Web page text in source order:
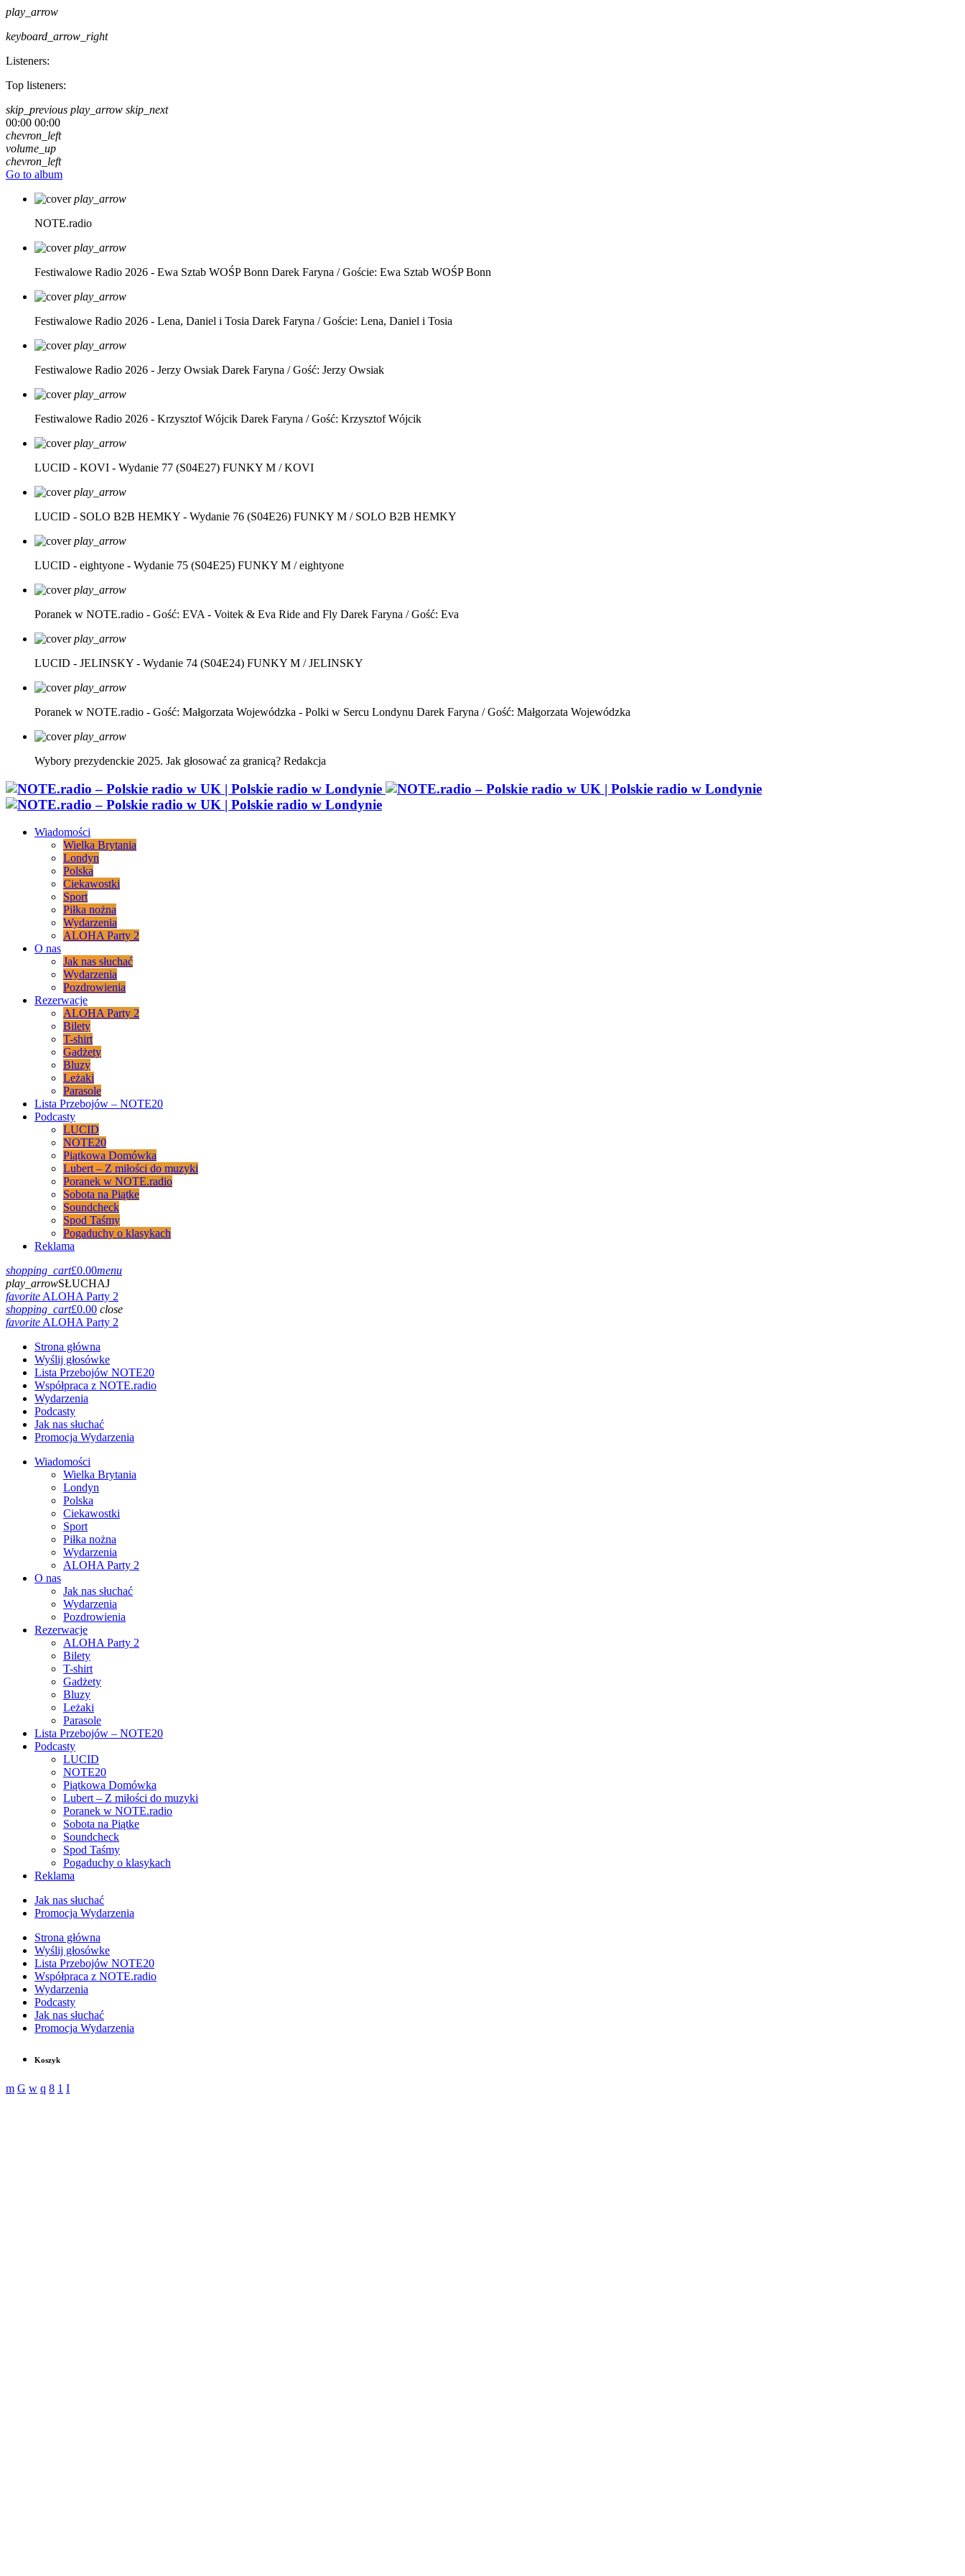
play_arrow
keyboard_arrow_right
Listeners:
Top listeners:
skip_previous play_arrow skip_next
00:00 00:00
chevron_left
volume_up
chevron_left
Go to album
play_arrow
NOTE.radio
play_arrow
Festiwalowe Radio 2026 - Ewa Sztab WOŚP Bonn Darek Faryna / Goście: Ewa Sztab WOŚP Bonn
play_arrow
Festiwalowe Radio 2026 - Lena, Daniel i Tosia Darek Faryna / Goście: Lena, Daniel i Tosia
play_arrow
Festiwalowe Radio 2026 - Jerzy Owsiak Darek Faryna / Gość: Jerzy Owsiak
play_arrow
Festiwalowe Radio 2026 - Krzysztof Wójcik Darek Faryna / Gość: Krzysztof Wójcik
play_arrow
LUCID - KOVI - Wydanie 77 (S04E27) FUNKY M / KOVI
play_arrow
LUCID - SOLO B2B HEMKY - Wydanie 76 (S04E26) FUNKY M / SOLO B2B HEMKY
play_arrow
LUCID - eightyone - Wydanie 75 (S04E25) FUNKY M / eightyone
play_arrow
Poranek w NOTE.radio - Gość: EVA - Voitek & Eva Ride and Fly Darek Faryna / Gość: Eva
play_arrow
LUCID - JELINSKY - Wydanie 74 (S04E24) FUNKY M / JELINSKY
play_arrow
Poranek w NOTE.radio - Gość: Małgorzata Wojewódzka - Polki w Sercu Londynu Darek Faryna / Gość: Małgorzata Wojewódzka
play_arrow
Wybory prezydenckie 2025. Jak głosować za granicą? Redakcja
Wiadomości
Wielka Brytania
Londyn
Polska
Ciekawostki
Sport
Piłka nożna
Wydarzenia
ALOHA Party 2
O nas
Jak nas słuchać
Wydarzenia
Pozdrowienia
Rezerwacje
ALOHA Party 2
Bilety
T-shirt
Gadżety
Bluzy
Leżaki
Parasole
Lista Przebojów – NOTE20
Podcasty
LUCID
NOTE20
Piątkowa Domówka
Lubert – Z miłości do muzyki
Poranek w NOTE.radio
Sobota na Piątke
Soundcheck
Spod Taśmy
Pogaduchy o klasykach
Reklama
shopping_cart£0.00menu
play_arrowSŁUCHAJ
favoriteALOHA Party 2
shopping_cart£0.00 close
favoriteALOHA Party 2
Strona główna
Wyślij głosówke
Lista Przebojów NOTE20
Współpraca z NOTE.radio
Wydarzenia
Podcasty
Jak nas słuchać
Promocja Wydarzenia
Wiadomości
Wielka Brytania
Londyn
Polska
Ciekawostki
Sport
Piłka nożna
Wydarzenia
ALOHA Party 2
O nas
Jak nas słuchać
Wydarzenia
Pozdrowienia
Rezerwacje
ALOHA Party 2
Bilety
T-shirt
Gadżety
Bluzy
Leżaki
Parasole
Lista Przebojów – NOTE20
Podcasty
LUCID
NOTE20
Piątkowa Domówka
Lubert – Z miłości do muzyki
Poranek w NOTE.radio
Sobota na Piątke
Soundcheck
Spod Taśmy
Pogaduchy o klasykach
Reklama
Jak nas słuchać
Promocja Wydarzenia
Strona główna
Wyślij głosówke
Lista Przebojów NOTE20
Współpraca z NOTE.radio
Wydarzenia
Podcasty
Jak nas słuchać
Promocja Wydarzenia
Koszyk